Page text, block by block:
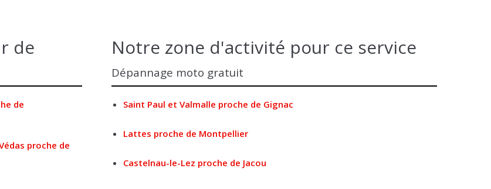
de
de
proche de
Notre zone d'activité pour ce service
Dépannage moto gratuit
Saint Paul et Valmalle proche de Gignac
Lattes proche de Montpellier
Castelnau-le-Lez proche de Jacou